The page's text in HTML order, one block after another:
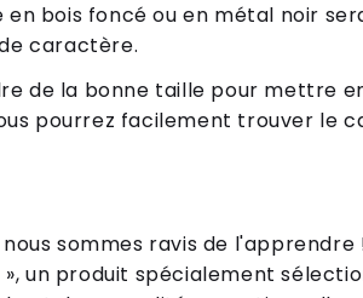
en bois foncé ou en métal noir
caractère.
de la bonne taille pour mettre
pourrez facilement trouver le
sommes ravis de
», un produit spécialement